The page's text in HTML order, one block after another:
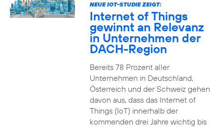
NEUE IOT-STUDIE ZEIGT:
Internet of Things
gewinnt an Relevanz
in Unternehmen der
DACH-Region
Bereits 78 Prozent aller
Unternehmen in Deutschland,
Österreich und der Schweiz gehen
davon aus, dass das Internet of
Things (IoT) innerhalb der
kommenden drei Jahre wichtig bis